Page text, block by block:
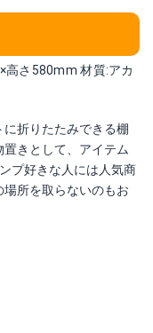
高さ580mm 材質:アカ
折りたたみできる棚
きとして、アイテム
プ好きな人には人気商
所を取らないのもお